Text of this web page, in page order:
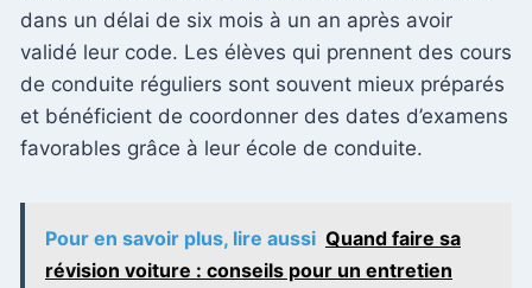
dans un délai de six mois à un an après avoir
validé leur code. Les élèves qui prennent des cours
de conduite réguliers sont souvent mieux préparés
et bénéficient de coordonner des dates d’examens
favorables grâce à leur école de conduite.
Pour en savoir plus, lire aussi Quand faire sa
révision voiture : conseils pour un entretien